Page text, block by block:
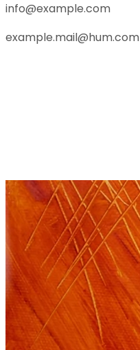
info@example.com
example.mail@hum.com